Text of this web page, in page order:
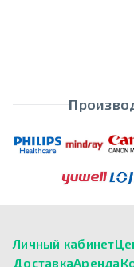
Личный кабинет
ДоставкаАренда